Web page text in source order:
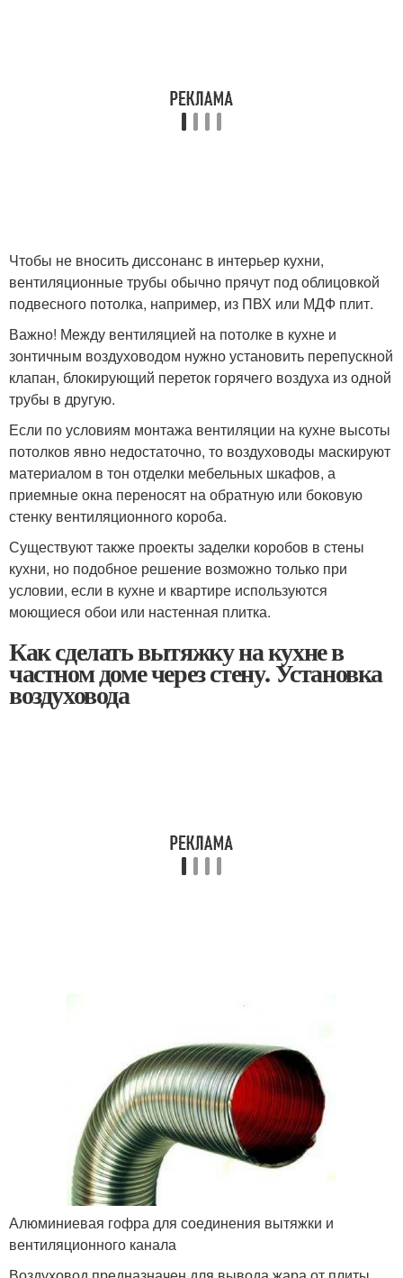
Чтобы не вносить диссонанс в интерьер кухни,
вентиляционные трубы обычно прячут под облицовкой
подвесного потолка, например, из ПВХ или МДФ плит.
Важно! Между вентиляцией на потолке в кухне и
зонтичным воздуховодом нужно установить перепускной
клапан, блокирующий переток горячего воздуха из одной
трубы в другую.
Если по условиям монтажа вентиляции на кухне высоты
потолков явно недостаточно, то воздуховоды маскируют
материалом в тон отделки мебельных шкафов, а
приемные окна переносят на обратную или боковую
стенку вентиляционного короба.
Существуют также проекты заделки коробов в стены
кухни, но подобное решение возможно только при
условии, если в кухне и квартире используются
моющиеся обои или настенная плитка.
Как сделать вытяжку на кухне в
частном доме через стену. Установка
воздуховода
Алюминиевая гофра для соединения вытяжки и
вентиляционного канала